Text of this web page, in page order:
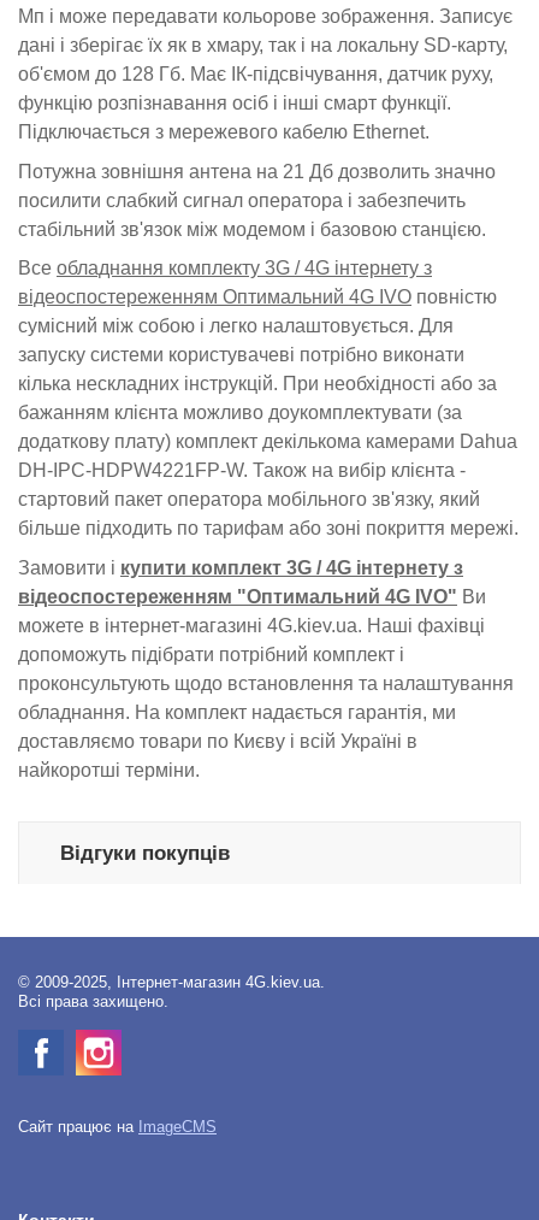
Мп і може передавати кольорове зображення. Записує
дані і зберігає їх як в хмару, так і на локальну SD-карту,
об'ємом до 128 Гб. Має ІК-підсвічування, датчик руху,
функцію розпізнавання осіб і інші смарт функції.
Підключається з мережевого кабелю Ethernet.
Потужна зовнішня антена на 21 Дб дозволить значно
посилити слабкий сигнал оператора і забезпечить
стабільний зв'язок між модемом і базовою станцією.
Все обладнання комплекту 3G / 4G інтернету з
відеоспостереженням Оптимальний 4G IVO повністю
сумісний між собою і легко налаштовується. Для
запуску системи користувачеві потрібно виконати
кілька нескладних інструкцій. При необхідності або за
бажанням клієнта можливо доукомплектувати (за
додаткову плату) комплект декількома камерами Dahua
DH-IPC-HDPW4221FP-W. Також на вибір клієнта -
стартовий пакет оператора мобільного зв'язку, який
більше підходить по тарифам або зоні покриття мережі.
Замовити і купити комплект 3G / 4G інтернету з
відеоспостереженням "Оптимальний 4G IVO" Ви
можете в інтернет-магазині 4G.kiev.ua. Наші фахівці
допоможуть підібрати потрібний комплект і
проконсультують щодо встановлення та налаштування
обладнання. На комплект надається гарантія, ми
доставляємо товари по Києву і всій Україні в
найкоротші терміни.
Відгуки покупців
© 2009-2025, Інтернет-магазин 4G.kiev.ua.
Всі права захищено.
Сайт працює на ImageCMS